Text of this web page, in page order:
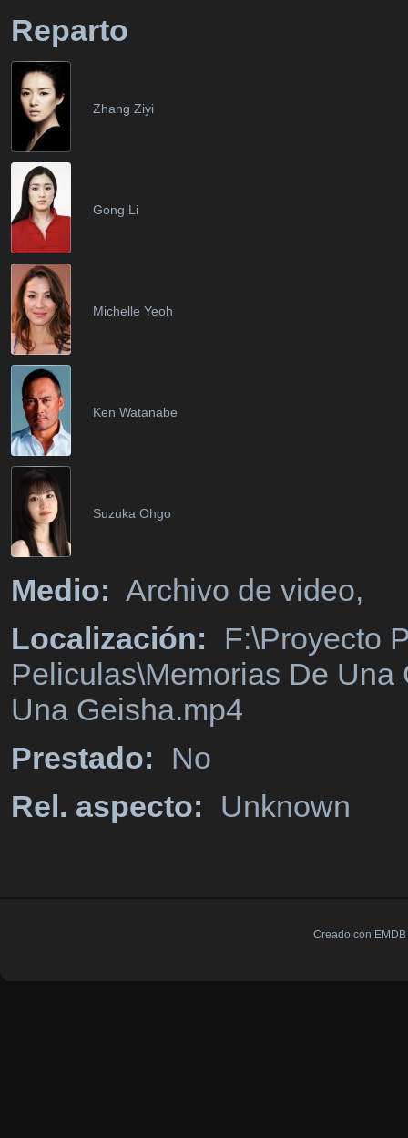
Reparto
Zhang Ziyi
Gong Li
Michelle Yeoh
Ken Watanabe
Suzuka Ohgo
Medio: Archivo de video,
Localización:
F:\Proyecto
Peliculas\Memorias De
Una Geisha.mp4
Prestado:
No
Rel. aspecto:
Unknown
Creado con